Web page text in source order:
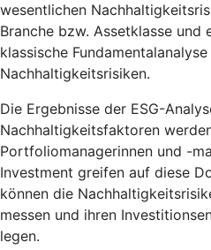
wesentlichen
Branche bzw. Assetklasse und
klassische
Nachhaltigkeitsrisiken.
Die Ergebnisse der ESG-
Nachhaltigkeitsfaktoren
Portfoliomanagerinnen und -
Investment greifen auf diese
können die
messen und ihren
legen.